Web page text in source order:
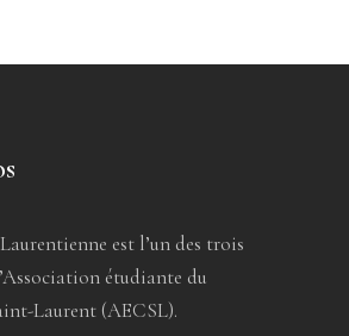
est l’un des trois
étudiante du
Laurent (AECSL).